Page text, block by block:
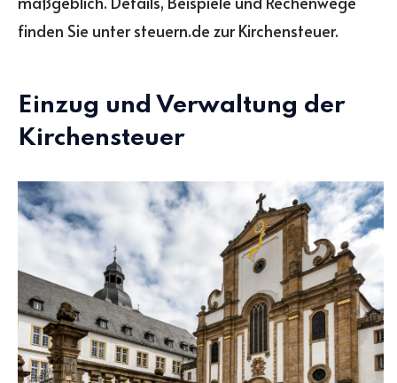
finden Sie unter steuern.de zur Kirchensteuer.
Einzug und Verwaltung der
Kirchensteuer